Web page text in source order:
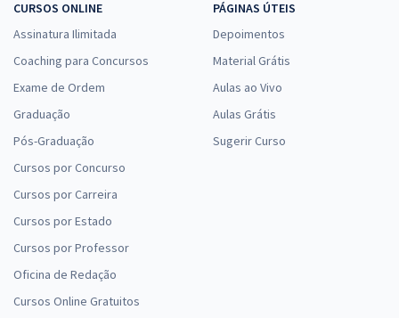
CURSOS ONLINE
Assinatura Ilimitada
Coaching para Concursos
Exame de Ordem
Graduação
Pós-Graduação
Cursos por Concurso
Cursos por Carreira
Cursos por Estado
Cursos por Professor
Oficina de Redação
Cursos Online Gratuitos
PÁGINAS ÚTEIS
Depoimentos
Material Grátis
Aulas ao Vivo
Aulas Grátis
Sugerir Curso